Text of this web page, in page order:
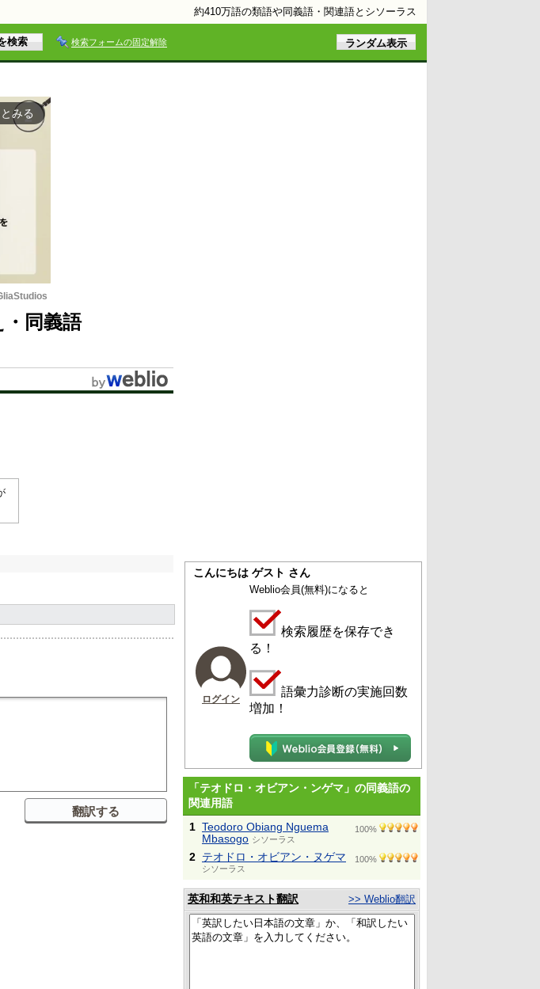
約410万語の類語や同義語・関連語とシソーラス
検索フォームの固定解除
みる
同義語
こんにちは ゲスト さん
ログイン
Weblio会員(無料)になると
検索履歴を保存でき
る！
語彙力診断の実施回数
増加！
「テオドロ・オビアン・ンゲマ」の同義語の
関連用語
1 Teodoro Obiang Nguema
Mbasogo シソーラス
100%
2 テオドロ・オビアン・ヌゲマ
シソーラス
100%
英和和英テキスト翻訳 >> Weblio翻訳